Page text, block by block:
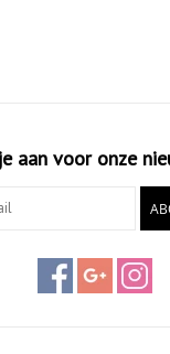
aan voor onze